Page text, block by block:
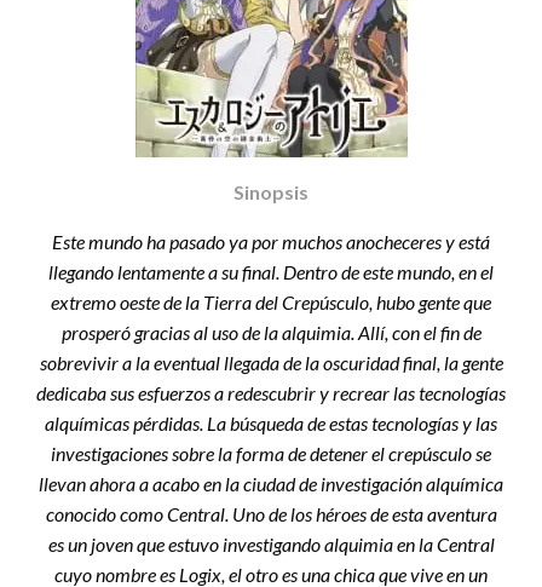
Sinopsis
Este mundo ha pasado ya por muchos anocheceres y está
llegando lentamente a su final. Dentro de este mundo, en el
extremo oeste de la Tierra del Crepúsculo, hubo gente que
prosperó gracias al uso de la alquimia. Allí, con el fin de
sobrevivir a la eventual llegada de la oscuridad final, la gente
dedicaba sus esfuerzos a redescubrir y recrear las tecnologías
alquímicas pérdidas. La búsqueda de estas tecnologías y las
investigaciones sobre la forma de detener el crepúsculo se
llevan ahora a acabo en la ciudad de investigación alquímica
conocido como Central. Uno de los héroes de esta aventura
es un joven que estuvo investigando alquimia en la Central
cuyo nombre es Logix, el otro es una chica que vive en un